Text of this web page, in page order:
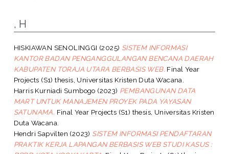
, H
HISKIAWAN SENOLINGGI (2025) SISTEM INFORMASI
KANTOR BADAN PENGANGGULANGAN BENCANA DAERAH
KABUPATEN TORAJA UTARA BERBASIS WEB. Final Year
Projects (S1) thesis, Universitas Kristen Duta Wacana.
Harris Kurniadi Sumbogo (2023) PEMBANGUNAN DATA
MART UNTUK MANAJEMEN PROYEK PADA YAYASAN
SATUNAMA. Final Year Projects (S1) thesis, Universitas Kristen
Duta Wacana.
Hendri Sapvilten (2023) SISTEM INFORMASI PENDAFTARAN
PRAKTIK KERJA LAPANGAN BERBASIS WEB STUDI KASUS :